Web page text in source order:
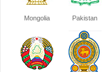
Mongolia Pakistan